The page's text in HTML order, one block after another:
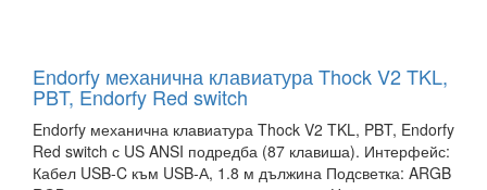
Endorfy механична клавиатура Thock V2 TKL,
PBT, Endorfy Red switch
Endorfy механична клавиатура Thock V2 TKL, PBT, Endorfy
Red switch с US ANSI подредба (87 клавиша). Интерфейс:
Кабел USB-C към USB-А, 1.8 м дължина Подсветка: ARGB